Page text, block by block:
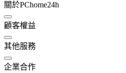
關於PChome24h
顧客權益
其他服務
企業合作